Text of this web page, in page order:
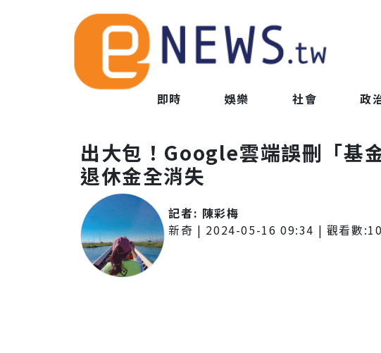
即時 娛樂 社會 政
出大包！Google雲端誤刪「
退休金全消失
記者: 陳彩梅
新奇 | 2024-05-16 09:34 | 觀看數: